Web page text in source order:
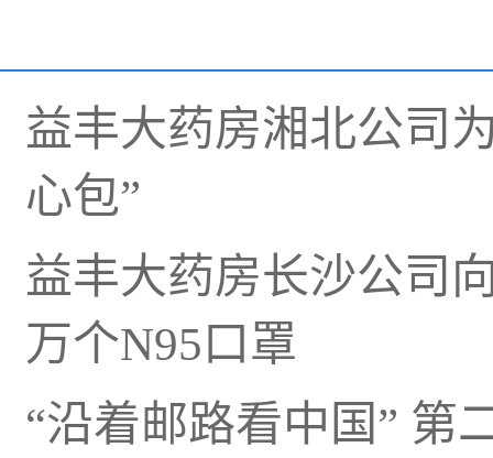
益丰大药房湘北公司
心包”
益丰大药房长沙公司
万个N95口罩
“沿着邮路看中国” 第